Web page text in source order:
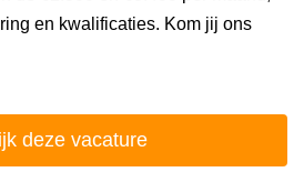
en kwalificaties. Kom jij ons
deze vacature